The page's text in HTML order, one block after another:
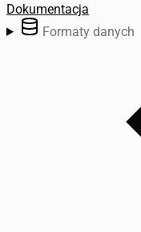
Dokumentacja
Formaty danych